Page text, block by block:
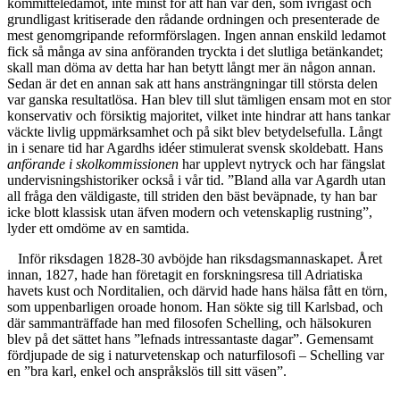
kommittéledamot, inte minst för att han var den, som ivrigast och
grundligast kritiserade den rådande ordningen och presenterade de
mest genomgripande reformförslagen. Ingen annan enskild ledamot
fick så många av sina anföranden tryckta i det slutliga betänkandet;
skall man döma av detta har han betytt långt mer än någon annan.
Sedan är det en annan sak att hans ansträngningar till största delen
var ganska resultatlösa. Han blev till slut tämligen ensam mot en stor
konservativ och försiktig majoritet, vilket inte hindrar att hans tankar
väckte livlig uppmärksamhet och på sikt blev betydelsefulla. Långt
in i senare tid har Agardhs idéer stimulerat svensk skoldebatt. Hans
anförande i skolkommissionen har upplevt nytryck och har fängslat
undervisningshistoriker också i vår tid. ”Bland alla var Agardh utan
all fråga den väldigaste, till striden den bäst beväpnade, ty han bar
icke blott klassisk utan äfven modern och vetenskaplig rustning”,
lyder ett omdöme av en samtida.
Inför riksdagen 1828-30 avböjde han riksdagsmannaskapet. Året
innan, 1827, hade han företagit en forskningsresa till Adriatiska
havets kust och Norditalien, och därvid hade hans hälsa fått en törn,
som uppenbarligen oroade honom. Han sökte sig till Karlsbad, och
där sammanträffade han med filosofen Schelling, och hälsokuren
blev på det sättet hans ”lefnads intressantaste dagar”. Gemensamt
fördjupade de sig i naturvetenskap och naturfilosofi – Schelling var
en ”bra karl, enkel och anspråkslös till sitt väsen”.